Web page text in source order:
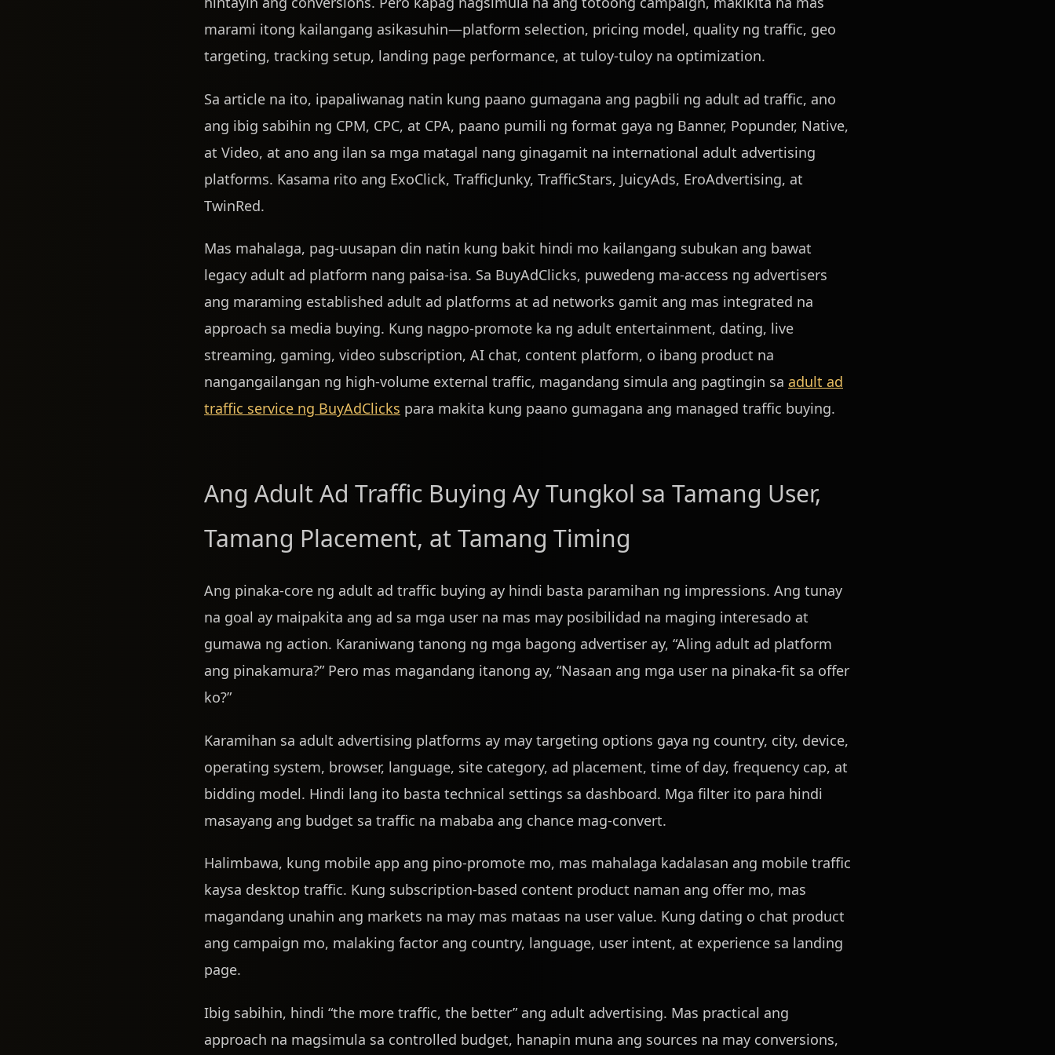
marami itong kailangang asikasuhin—platform selection, pricing model, quality ng traffic, geo
targeting, tracking setup, landing page performance, at tuloy-tuloy na optimization.
Sa article na ito, ipapaliwanag natin kung paano gumagana ang pagbili ng adult ad traffic, ano
ang ibig sabihin ng CPM, CPC, at CPA, paano pumili ng format gaya ng Banner, Popunder, Native,
at Video, at ano ang ilan sa mga matagal nang ginagamit na international adult advertising
platforms. Kasama rito ang ExoClick, TrafficJunky, TrafficStars, JuicyAds, EroAdvertising, at
TwinRed.
Mas mahalaga, pag-uusapan din natin kung bakit hindi mo kailangang subukan ang bawat
legacy adult ad platform nang paisa-isa. Sa BuyAdClicks, puwedeng ma-access ng advertisers
ang maraming established adult ad platforms at ad networks gamit ang mas integrated na
approach sa media buying. Kung nagpo-promote ka ng adult entertainment, dating, live
streaming, gaming, video subscription, AI chat, content platform, o ibang product na
nangangailangan ng high-volume external traffic, magandang simula ang pagtingin sa adult ad
traffic service ng BuyAdClicks para makita kung paano gumagana ang managed traffic buying.
Ang Adult Ad Traffic Buying Ay Tungkol sa Tamang User,
Tamang Placement, at Tamang Timing
Ang pinaka-core ng adult ad traffic buying ay hindi basta paramihan ng impressions. Ang tunay
na goal ay maipakita ang ad sa mga user na mas may posibilidad na maging interesado at
gumawa ng action. Karaniwang tanong ng mga bagong advertiser ay, “Aling adult ad platform
ang pinakamura?” Pero mas magandang itanong ay, “Nasaan ang mga user na pinaka-fit sa offer
ko?”
Karamihan sa adult advertising platforms ay may targeting options gaya ng country, city, device,
operating system, browser, language, site category, ad placement, time of day, frequency cap, at
bidding model. Hindi lang ito basta technical settings sa dashboard. Mga filter ito para hindi
masayang ang budget sa traffic na mababa ang chance mag-convert.
Halimbawa, kung mobile app ang pino-promote mo, mas mahalaga kadalasan ang mobile traffic
kaysa desktop traffic. Kung subscription-based content product naman ang offer mo, mas
magandang unahin ang markets na may mas mataas na user value. Kung dating o chat product
ang campaign mo, malaking factor ang country, language, user intent, at experience sa landing
page.
Ibig sabihin, hindi “the more traffic, the better” ang adult advertising. Mas practical ang
approach na magsimula sa controlled budget, hanapin muna ang sources na may conversions,